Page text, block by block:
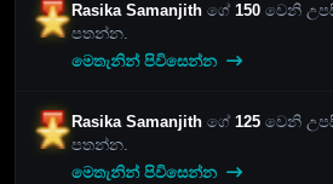
Rasika Samanjithගේ150 වෙනි
පතන්න.
මෙතැනින් පිවිසෙන්න
Rasika Samanjithගේ125 වෙනි
පතන්න.
මෙතැනින් පිවිසෙන්න